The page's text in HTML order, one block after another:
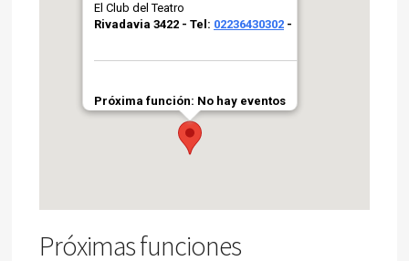
El Club del Teatro
Rivadavia 3422 - Tel: 02236430302-
Próxima función: No hay eventos
por aquí agendados
Grilla completa
Próximas funciones